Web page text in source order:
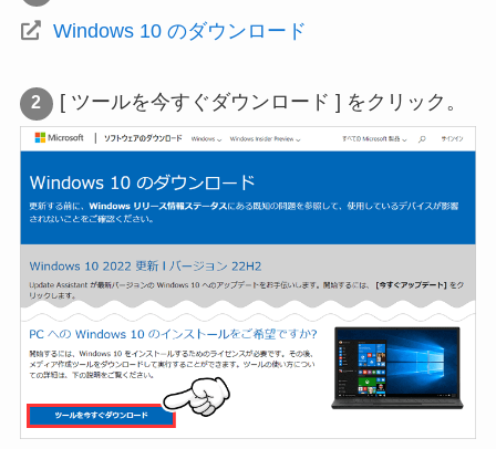
Windows 10 のダウンロード
[ ツールを今すぐダウンロード ] をクリック。